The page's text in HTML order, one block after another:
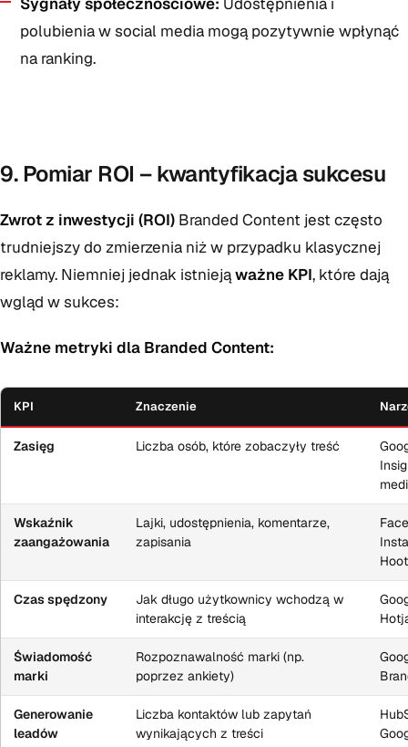
polubienia w social media mogą pozytywnie wpłynąć
na ranking.
9. Pomiar ROI – kwantyfikacja sukcesu
Zwrot z inwestycji (ROI) Branded Content jest często
trudniejszy do zmierzenia niż w przypadku klasycznej
reklamy. Niemniej jednak istniejąważne KPI, które dają
wgląd w sukces:
Ważne metryki dla Branded Content:
KPI Znaczenie
Zasięg Liczba osób, które zobaczyły treść
Wskaźnik
zaangażowania
Lajki, udostępnienia, komentarze,
zapisania
Czas spędzony
Jak długo użytkownicy wchodzą w
interakcję z treścią
Świadomość
marki
Rozpoznawalność marki (np.
poprzez ankiety)
Generowanie
leadów
Liczba kontaktów lub zapytań
wynikających z treści